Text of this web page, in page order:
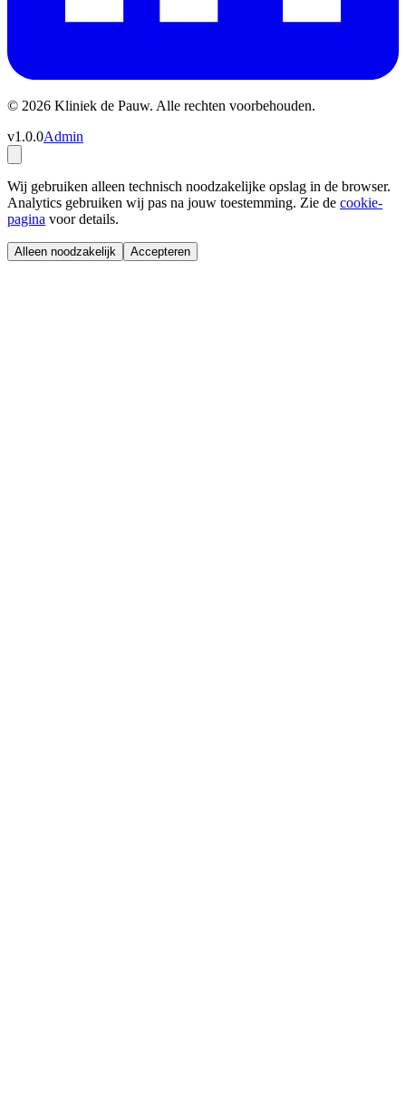
© 2026 Kliniek de Pauw. Alle rechten voorbehouden.
v1.0.0Admin
Wij gebruiken alleen technisch noodzakelijke opslag in de browser.
Analytics gebruiken wij pas na jouw toestemming. Zie de cookie-
pagina voor details.
Alleen noodzakelijk Accepteren